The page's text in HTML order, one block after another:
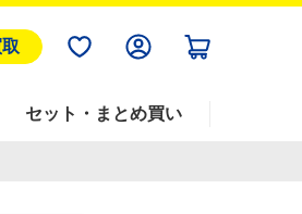
セット・まとめ買い